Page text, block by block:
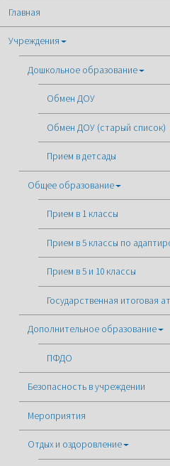
Главная
Учреждения
Дошкольное образование
Обмен ДОУ
Обмен ДОУ (старый список)
Прием в детсады
Общее образование
Прием в 1 классы
Прием в 5 классы по
Прием в 5 и 10 классы
Государственная итоговая
Дополнительное образование
ПФДО
Безопасность в учреждении
Мероприятия
Отдых и оздоровление